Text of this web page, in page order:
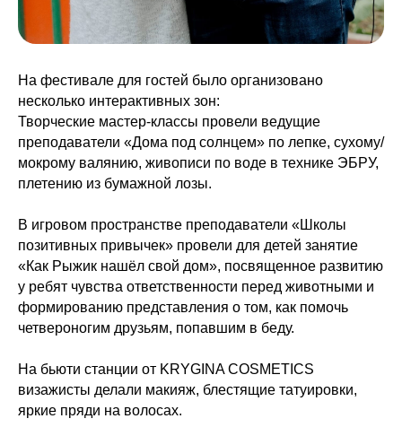
На фестивале для гостей было организовано
несколько интерактивных зон:
Творческие мастер-классы провели ведущие
преподаватели «Дома под солнцем» по лепке, сухому/
мокрому валянию, живописи по воде в технике ЭБРУ,
плетению из бумажной лозы.
В игровом пространстве преподаватели «Школы
позитивных привычек» провели для детей занятие
«Как Рыжик нашёл свой дом», посвященное развитию
у ребят чувства ответственности перед животными и
формированию представления о том, как помочь
четвероногим друзьям, попавшим в беду.
На бьюти станции от KRYGINA COSMETICS
визажисты делали макияж, блестящие татуировки,
яркие пряди на волосах.